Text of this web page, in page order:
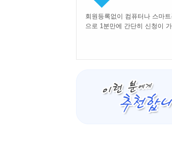
회원등록없이 컴퓨터나 스마
으로 1분만에 간단히 신청이